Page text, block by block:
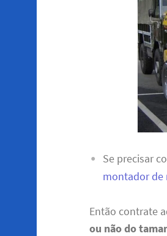
Se precisar
montador de
Então contrate
ou não do